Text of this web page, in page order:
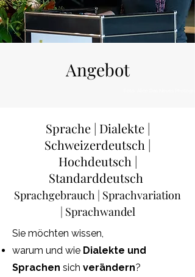
Angebot
Sprache | Dialekte |
Schweizerdeutsch |
Hochdeutsch |
Standarddeutsch
Sprachgebrauch | Sprachvariation
| Sprachwandel
Sie möchten wissen,
warum und wie Dialekte und
Sprachen sich verändern?